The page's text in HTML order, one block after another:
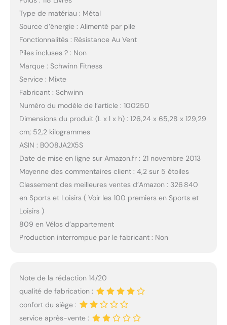
Type de matériau : Métal
Source d’énergie : Alimenté par pile
Fonctionnalités : Résistance Au Vent
Piles incluses ? : Non
Marque : Schwinn Fitness
Service : Mixte
Fabricant : Schwinn
Numéro du modèle de l’article : 100250
Dimensions du produit (L x l x h) : 126,24 x 65,28 x 129,29
cm; 52,2 kilogrammes
ASIN : B008JA2X5S
Date de mise en ligne sur Amazon.fr : 21 novembre 2013
Moyenne des commentaires client : 4,2 sur 5 étoiles
Classement des meilleures ventes d’Amazon : 326 840
en Sports et Loisirs ( Voir les 100 premiers en Sports et
Loisirs )
809 en Vélos d’appartement
Production interrompue par le fabricant : Non
Note de la rédaction 14/20
qualité de fabrication :
confort du siège :
service après-vente :